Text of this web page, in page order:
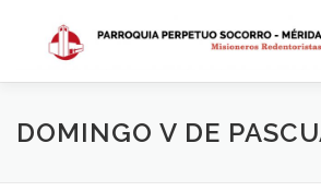
contenido
INICIO DÓNDE ESTAMOS
DOMINGO V DE